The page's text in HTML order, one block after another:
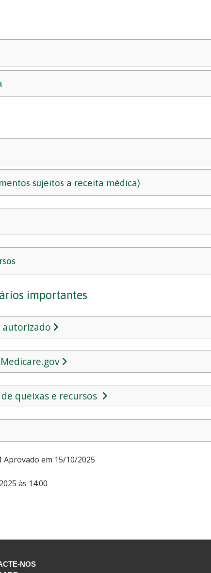
sujeitos a receita médica)
importantes
queixas e recursos
Aprovado em 15/10/2025
às 14:00
NOS